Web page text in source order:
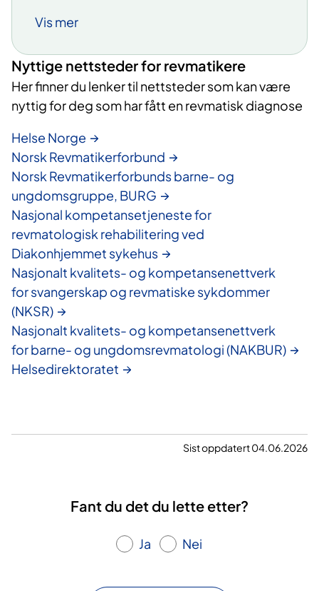
medisinsk behandlet etter gjeldende
retningslinjer av lokal revmatolog
Alder over 18 år
Rehabilitering på lavere nivå er prøvd
og/eller vurdert som utilstrekkelig
Behov for tverrfaglig
spisskompetanse innen revmatologi
og rehabilitering med samtidige
tiltak fra 4 faggrupper
Komplekse sykdomsutfordringer
(som inkluderer minst 3 av punktene
under):
Smerter og/eller fatigue
Fysisk funksjonstap på grunn av
revmatisk sykdom
Psykiske utfordringer som f.eks.
utfordringer (utdanning, arbeid,
Manglende tilbud i lokale helse-
Her finner fastleger og andre henvisere
Vis mer
Nyttige nettsteder for revmatikere
Her finner du lenker til nettsteder som kan være
nyttig for deg som har fått en revmatisk diagnose
Helse Norge
Norsk Revmatikerforbund
Norsk Revmatikerforbunds barne- og
ungdomsgruppe, BURG
Nasjonal kompetansetjeneste for
revmatologisk rehabilitering ved
Diakonhjemmet sykehus
Nasjonalt kvalitets- og kompetansenettverk
for svangerskap og revmatiske sykdommer
(NKSR)
Nasjonalt kvalitets- og kompetansenettverk
for barne- og ungdomsrevmatologi (NAKBUR)
Helsedirektoratet
Sist oppdatert 04.06.2026
Fant du det du lette etter?
Ja Nei